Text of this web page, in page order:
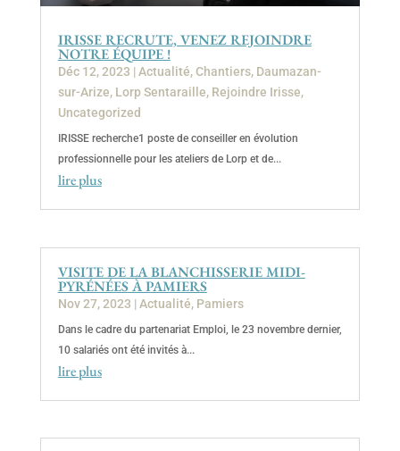
IRISSE RECRUTE, VENEZ REJOINDRE
NOTRE ÉQUIPE !
Déc 12, 2023 |Actualité,Chantiers, Daumazan-
sur-Arize, Lorp Sentaraille, Rejoindre Irisse,
Uncategorized
IRISSE recherche1 poste de conseiller en évolution
professionnelle pour les ateliers de Lorp et de...
lire plus
VISITE DE LA BLANCHISSERIE MIDI-
PYRÉNÉES À PAMIERS
Nov 27, 2023 |Actualité, Pamiers
Dans le cadre du partenariat Emploi, le 23 novembre dernier,
10 salariés ont été invités à...
lire plus